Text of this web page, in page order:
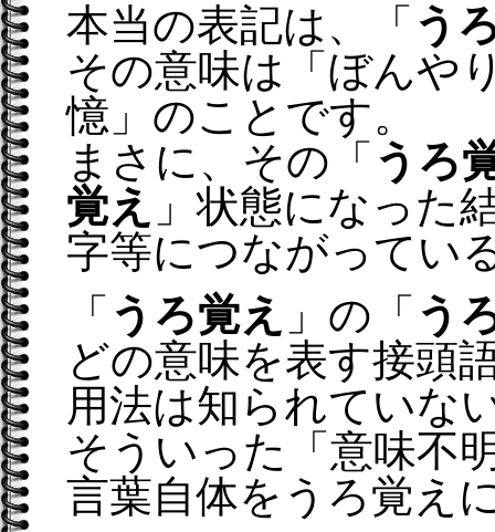
本当の表記は、「 う
その意味は「ぼんや
憶」のことです。
まさに、その「 うろ
覚え 」状態になった
字等につながってい
「 うろ覚え 」の「 う
どの意味を表す接頭
用法は知られていな
そういった「意味不
言葉自体をうろ覚え